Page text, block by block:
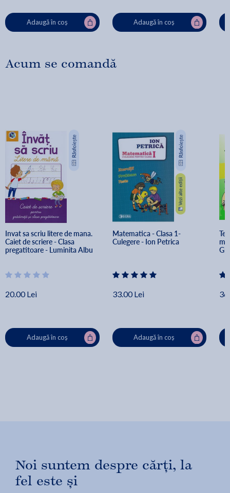
Adaugă în coș Adaugă în coș
Acum se comandă
Invat sa scriu litere de mana.
Caiet de scriere - Clasa
pregatitoare - Luminita Albu
20.00 Lei
Adaugă în coș
Matematica - Clasa 1-
Culegere - Ion Petrica
33.00 Lei
Adaugă în coș
Noi suntem despre cărți, la
fel este și